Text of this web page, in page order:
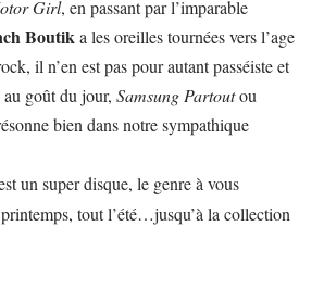
Girl, en passant par l’imparable
Boutika les oreilles tournées vers l’age
il n’en est pas pour autant passéiste et
goût du jour, Samsung Partoutou
bien dans notre sympathique
un super disque, le genre à vous
tout l’été…jusqu’à la collection